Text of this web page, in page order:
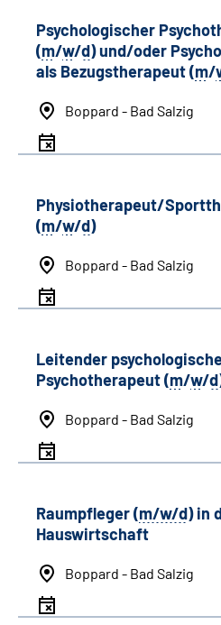
Psychologischer
(m/w/d) und/oder
als Bezugstherapeut (m/
Boppard - Bad Salzig
Physiotherapeut/
(m/w/d)
Boppard - Bad Salzig
Leitender
Psychotherapeut (m/w/d
Boppard - Bad Salzig
Raumpfleger (m/w/d) in
Hauswirtschaft
Boppard - Bad Salzig